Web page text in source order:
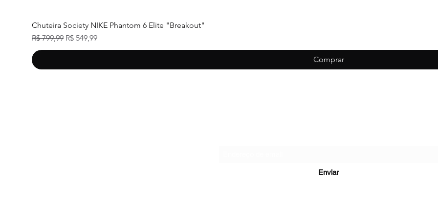
Chuteira Society NIKE Phantom 6 Elite "Breakout"
Preço normal
R$ 799,99 Preço promocional
R$ 549,99
Comprar
Enviar